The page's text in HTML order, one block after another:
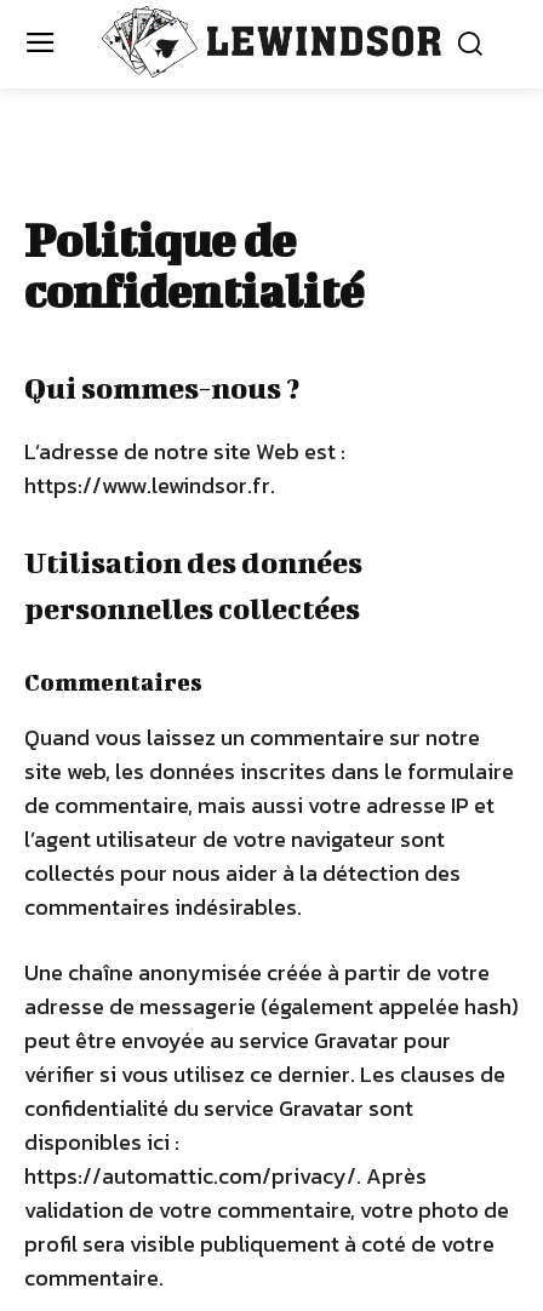
Politique de
confidentialité
Qui sommes-nous ?
L’adresse de notre site Web est :
https://www.lewindsor.fr.
Utilisation des données
personnelles collectées
Commentaires
Quand vous laissez un commentaire sur notre
site web, les données inscrites dans le formulaire
de commentaire, mais aussi votre adresse IP et
l’agent utilisateur de votre navigateur sont
collectés pour nous aider à la détection des
commentaires indésirables.
Une chaîne anonymisée créée à partir de votre
adresse de messagerie (également appelée hash)
peut être envoyée au service Gravatar pour
vérifier si vous utilisez ce dernier. Les clauses de
confidentialité du service Gravatar sont
disponibles ici :
https://automattic.com/privacy/. Après
validation de votre commentaire, votre photo de
profil sera visible publiquement à coté de votre
commentaire.